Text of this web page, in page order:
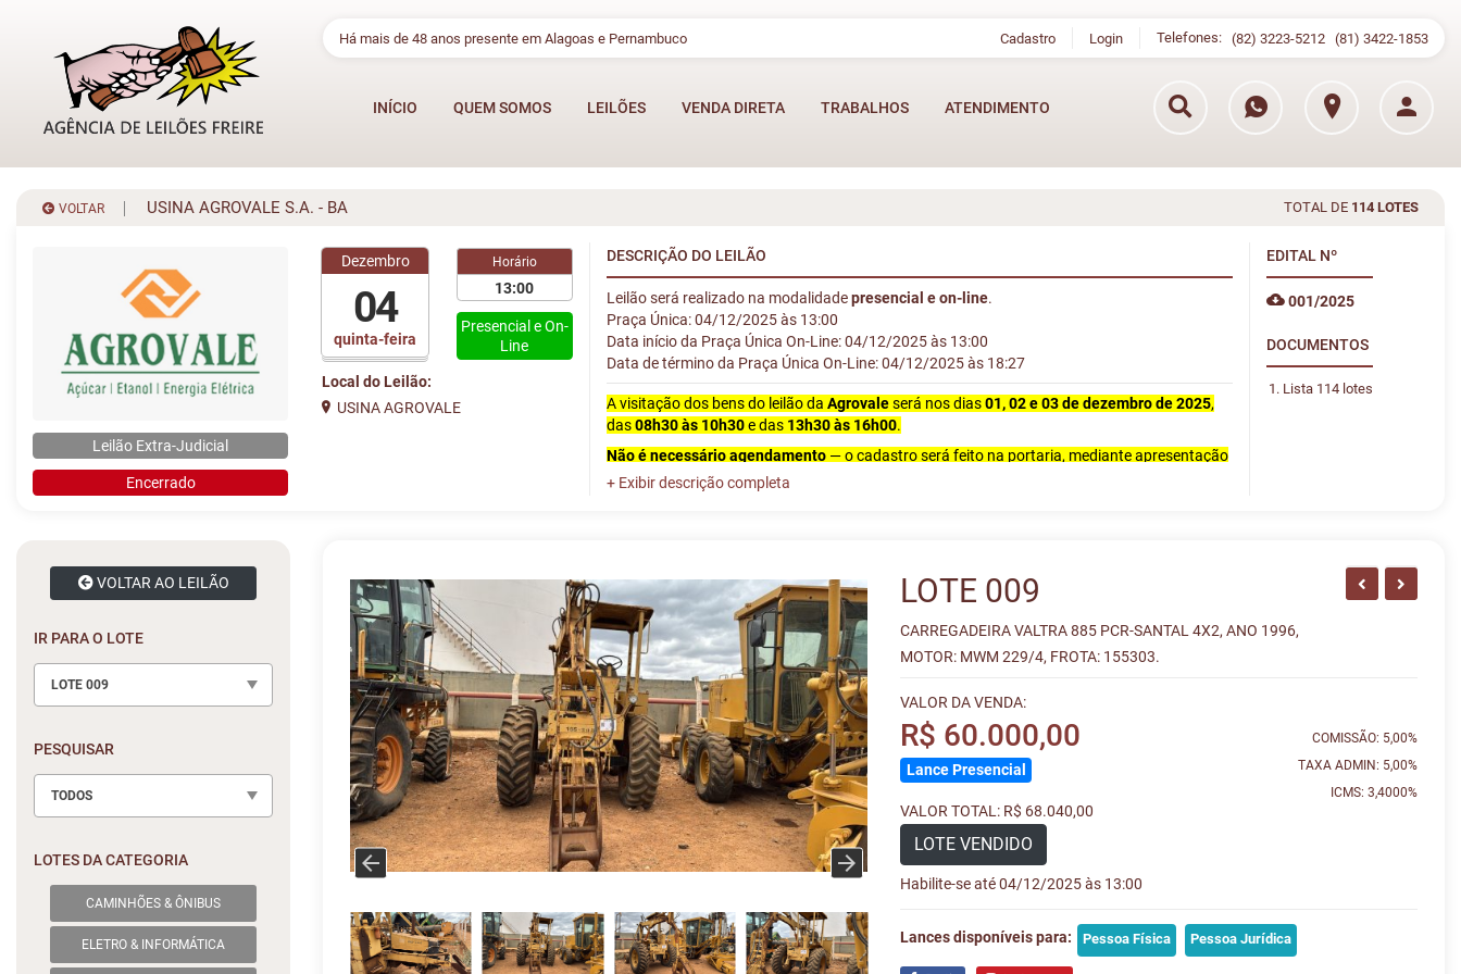
Há mais de 48 anos presente em Alagoas e Pernambuco Cadastro Login Telefones: (82) 3223-5212 (81) 3422-1853
INÍCIO QUEM SOMOS LEILÕES VENDA DIRETA TRABALHOS ATENDIMENTO
VOLTAR USINA AGROVALE S.A. - BA TOTAL DE 114 LOTES
Leilão Extra-Judicial
Encerrado
quinta-feira
Dezembro
04
Horário
13:00
Presencial e On-
Line
Local do Leilão:
USINA AGROVALE
DESCRIÇÃO DO LEILÃO
Leilão será realizado na modalidadepresencial e on-line.
Praça Única: 04/12/2025 às 13:00
Data início da Praça Única On-Line: 04/12/2025 às 13:00
Data de término da Praça Única On-Line: 04/12/2025 às 18:27
A visitação dos bens do leilão da Agrovaleserá nos dias01, 02 e 03 de dezembro de 2025,
das08h30 às 10h30e das 13h30 às 16h00.
Não é necessário agendamento— o cadastro será feito na portaria, mediante apresentação
dedocumento pessoal.
EDITAL Nº
001/2025
DOCUMENTOS
Lista 114 lotes
VOLTAR AO LEILÃO
IR PARA O LOTE
LOTE 009
PESQUISAR
TODOS
LOTES DA CATEGORIA
CAMINHÕES & ÔNIBUS
ELETRO & INFORMÁTICA
LOTE 009
CARREGADEIRA VALTRA 885 PCR-SANTAL 4X2, ANO 1996,
MOTOR: MWM 229/4, FROTA: 155303.
VALOR DA VENDA:
R$ 60.000,00
Lance Presencial
VALOR TOTAL: R$ 68.040,00
LOTE VENDIDO
Habilite-se até 04/12/2025 às 13:00
COMISSÃO: 5,00%
TAXA ADMIN: 5,00%
ICMS: 3,4000%
Lances disponíveis para: Pessoa Física Pessoa Jurídica